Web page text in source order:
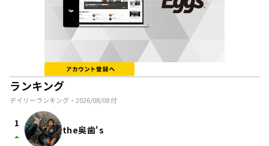
ランキング
デイリーランキング・ 2026/08/08付
1
arrow_drop_up the奥歯's